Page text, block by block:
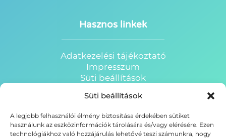
Süti beállítások
A legjobb felhasználói élmény biztosítása érdekében sütiket
használunk az eszközinformációk tárolására és/vagy elérésére. Ezen
technológiákhoz való hozzájárulás lehetővé teszi számunkra, hogy
Hasznos linkek
Adatkezelési tájékoztató
Impresszum
Süti beállítások
HRP Portál
HRP - Azure Felhőportál
Business Central ERP